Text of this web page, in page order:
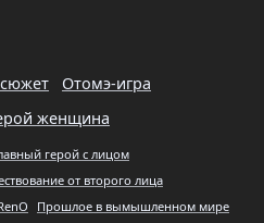
Отомэ-игра
женщина
герой с лицом
от второго лица
Прошлое в вымышленном мире